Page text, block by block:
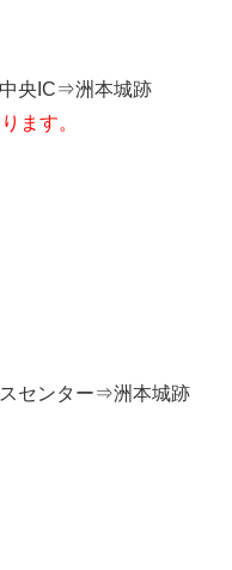
央IC⇒洲本城跡
ます。
センター⇒洲本城跡